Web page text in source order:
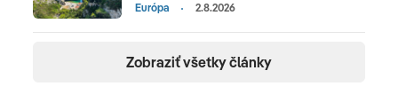
Európa 2.8.2026
Zobraziť všetky články